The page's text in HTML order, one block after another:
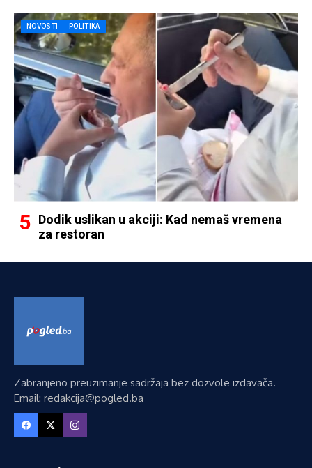
NOVOSTI POLITIKA
Dodik uslikan u akciji: Kad nemaš vremena
za restoran
Zabranjeno preuzimanje sadržaja bez dozvole izdavača.
Email: redakcija@pogled.ba